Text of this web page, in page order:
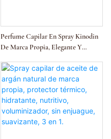
Perfume Capilar En Spray Kinodin
De Marca Propia, Elegante Y
Suavizante, De Larga Duración,
Fórmula Vegana.